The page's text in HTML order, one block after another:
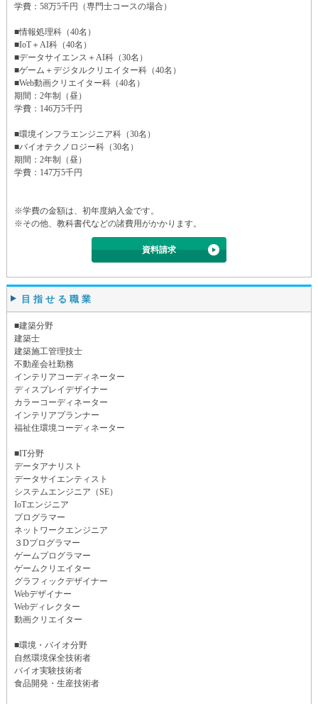
学費：58万5千円（専門士コースの場合）
■情報処理科（40名）
■IoT＋AI科（40名）
■データサイエンス＋AI科（30名）
■ゲーム＋デジタルクリエイター科（40名）
■Web動画クリエイター科（40名）
期間：2年制（昼）
学費：146万5千円
■環境インフラエンジニア科（30名）
■バイオテクノロジー科（30名）
期間：2年制（昼）
学費：147万5千円
※学費の金額は、初年度納入金です。
※その他、教科書代などの諸費用がかかります。
資料請求
目指せる職業
■建築分野
建築士
建築施工管理技士
不動産会社勤務
インテリアコーディネーター
ディスプレイデザイナー
カラーコーディネーター
インテリアプランナー
福祉住環境コーディネーター
■IT分野
データアナリスト
データサイエンティスト
システムエンジニア（SE）
IoTエンジニア
プログラマー
ネットワークエンジニア
３Dプログラマー
ゲームプログラマー
ゲームクリエイター
グラフィックデザイナー
Webデザイナー
Webディレクター
動画クリエイター
■環境・バイオ分野
自然環境保全技術者
バイオ実験技術者
食品開発・生産技術者